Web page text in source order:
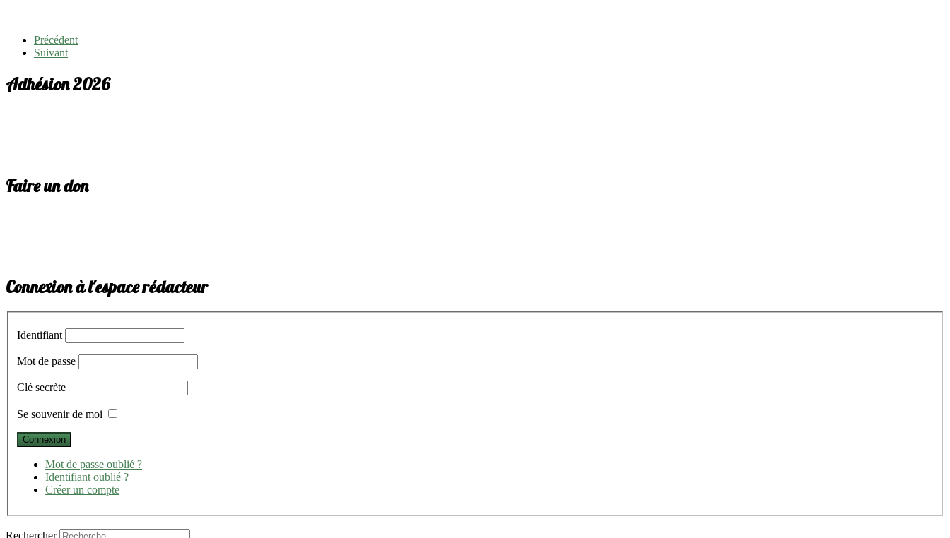
Précédent
Suivant
Adhésion 2026
Faire un don
Connexion à l'espace rédacteur
Identifiant
Mot de passe
Clé secrète
Se souvenir de moi
Mot de passe oublié ?
Identifiant oublié ?
Créer un compte
Rechercher